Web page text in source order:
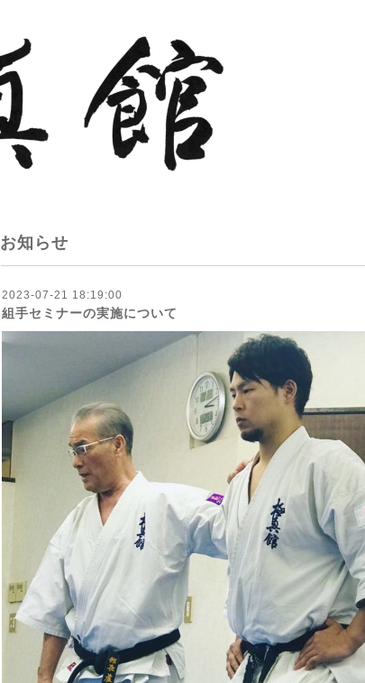
お知らせ
2023-07-21 18:19:00
組手セミナーの実施について